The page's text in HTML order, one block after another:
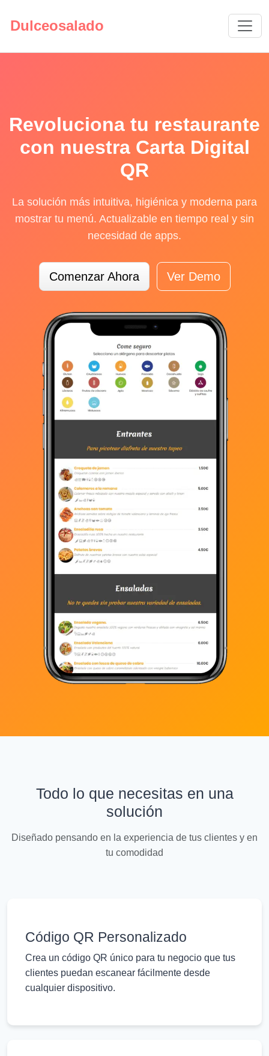
Dulceosalado
Revoluciona tu restaurante
con nuestra Carta Digital
QR
La solución más intuitiva, higiénica y moderna para
mostrar tu menú. Actualizable en tiempo real y sin
necesidad de apps.
Comenzar Ahora Ver Demo
Todo lo que necesitas en una
solución
Diseñado pensando en la experiencia de tus clientes y en
tu comodidad
Código QR Personalizado
Crea un código QR único para tu negocio que tus
clientes puedan escanear fácilmente desde
cualquier dispositivo.